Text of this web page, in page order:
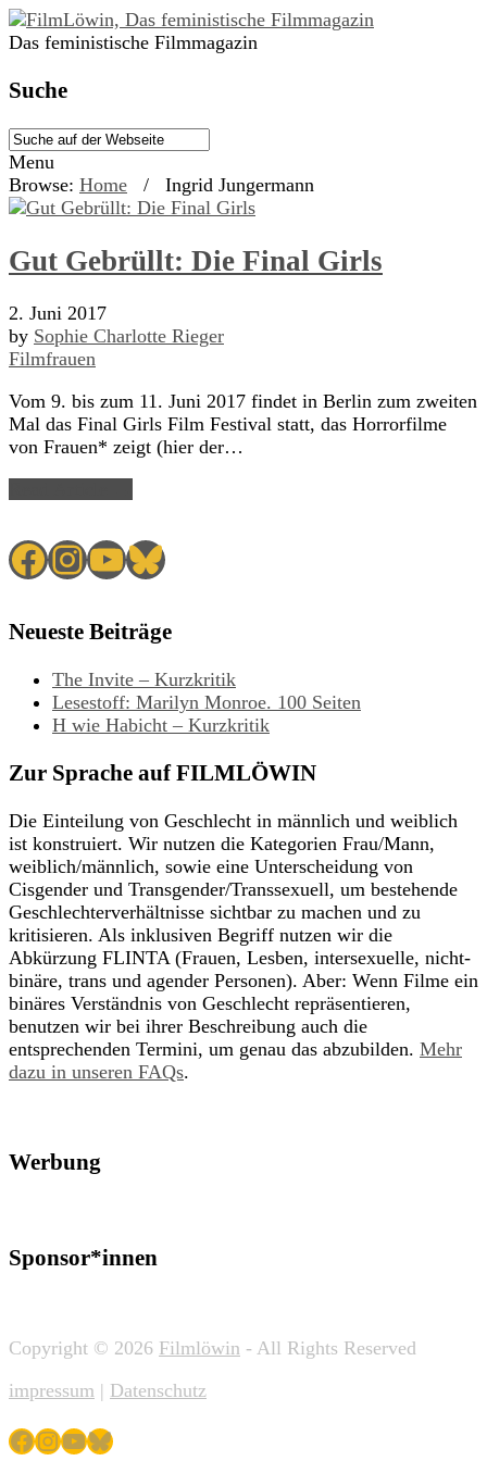
Das feministische Filmmagazin
Suche
Menu
Browse: Home / Ingrid Jungermann
Gut Gebrüllt: Die Final Girls
2. Juni 2017
by Sophie Charlotte Rieger
Filmfrauen
Vom 9. bis zum 11. Juni 2017 findet in Berlin zum zweiten
Mal das Final Girls Film Festival statt, das Horrorfilme
von Frauen* zeigt (hier der…
Facebook
Instagram
YouTube
Bluesky
Neueste Beiträge
The Invite – Kurzkritik
Lesestoff: Marilyn Monroe. 100 Seiten
H wie Habicht – Kurzkritik
Zur Sprache auf FILMLÖWIN
Die Einteilung von Geschlecht in männlich und weiblich
ist konstruiert. Wir nutzen die Kategorien Frau/Mann,
weiblich/männlich, sowie eine Unterscheidung von
Cisgender und Transgender/Transsexuell, um bestehende
Geschlechterverhältnisse sichtbar zu machen und zu
kritisieren. Als inklusiven Begriff nutzen wir die
Abkürzung FLINTA (Frauen, Lesben, intersexuelle, nicht-
binäre, trans und agender Personen). Aber: Wenn Filme ein
binäres Verständnis von Geschlecht repräsentieren,
benutzen wir bei ihrer Beschreibung auch die
entsprechenden Termini, um genau das abzubilden. Mehr
dazu in unseren FAQs.
Werbung
Sponsor*innen
Copyright © 2026 Filmlöwin - All Rights Reserved
impressum | Datenschutz
Facebook
Instagram
YouTube
Bluesky